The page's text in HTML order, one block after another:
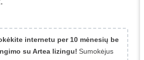
internetu per 10 mėnesių be
su Artea lizingu! Sumokėjus